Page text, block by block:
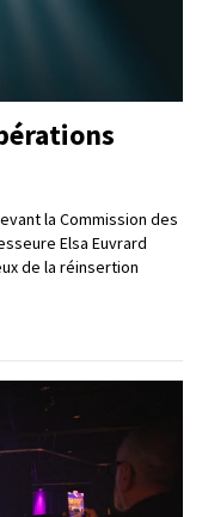
la Commission des
Elsa Euvrard
de la réinsertion